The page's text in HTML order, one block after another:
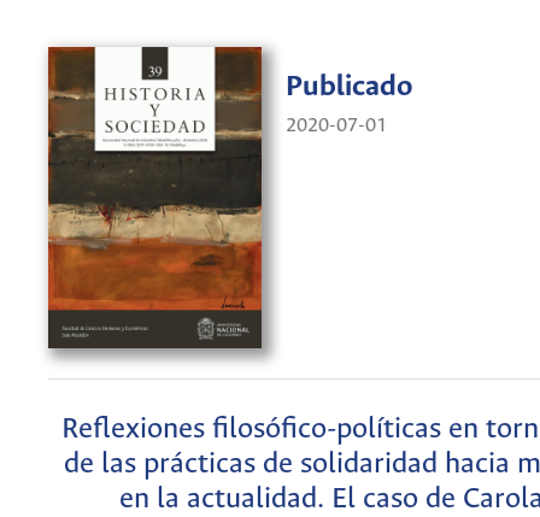
Publicado
2020-07-01
Reflexiones filosófico-políticas en
de las prácticas de solidaridad hacia
en la actualidad. El caso de